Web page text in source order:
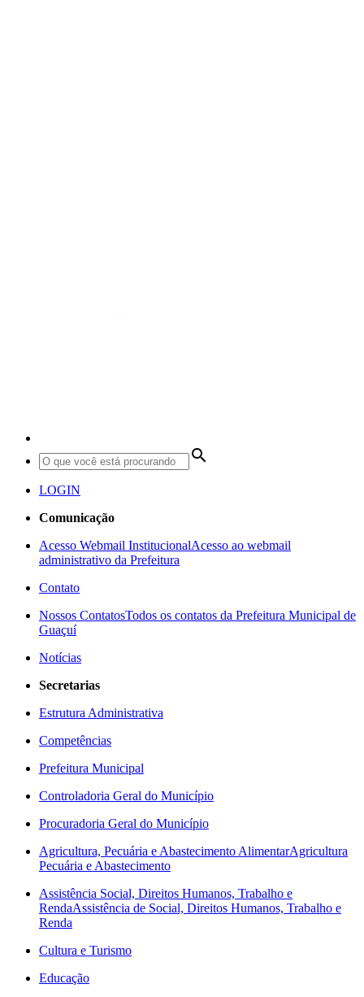
search
LOGIN
Comunicação
Acesso Webmail InstitucionalAcesso ao webmail
administrativo da Prefeitura
Contato
Nossos ContatosTodos os contatos da Prefeitura Municipal de
Guaçuí
Notícias
Secretarias
Estrutura Administrativa
Competências
Prefeitura Municipal
Controladoria Geral do Município
Procuradoria Geral do Município
Agricultura, Pecuária e Abastecimento AlimentarAgricultura
Pecuária e Abastecimento
Assistência Social, Direitos Humanos, Trabalho e
RendaAssistência de Social, Direitos Humanos, Trabalho e
Renda
Cultura e Turismo
Educação